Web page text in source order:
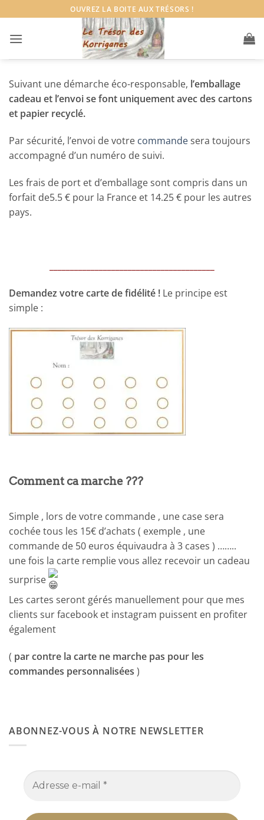
au
contenu
OUVREZ LA BOITE AUX TRÉSORS !
Suivant une démarche éco-responsable, l’emballage
cadeau et l’envoi se font uniquement avec des cartons
et papier recyclé.
Par sécurité, l’envoi de votre commandesera toujours
accompagné d’un numéro de suivi.
Les frais de port et d’emballage sont compris dans un
forfait de5.5 € pour la France et 14.25 € pour les autres
pays.
Demandez votre carte de fidélité ! Le principe est
simple :
Comment ca marche ???
Simple , lors de votre commande , une case sera
cochée tous les 15€ d’achats ( exemple , une
commande de 50 euros équivaudra à 3 cases ) ……..
une fois la carte remplie vous allez recevoir un cadeau
surprise
Les cartes seront gérés manuellement pour que mes
clients sur facebook et instagram puissent en profiter
également
( par contre la carte ne marche pas pour les
commandes personnalisées )
ABONNEZ-VOUS À NOTRE NEWSLETTER